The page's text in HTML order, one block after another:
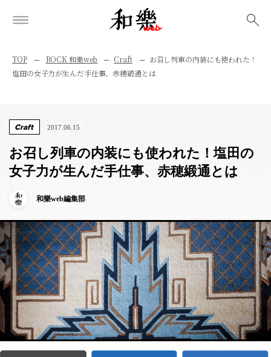
TOP ROCK 和樂web Craft
お召し列車の内装にも使われた！
塩田の女子力が生んだ手仕事、赤穂緞通とは
Craft 2017.06.15
お召し列車の内装にも使われた！塩田の
女子力が生んだ手仕事、赤穂緞通とは
和樂web編集部